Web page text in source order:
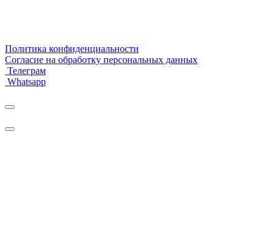
Политика конфиденциальности
Согласие на обработку персональных данных
Телеграм
Whatsapp